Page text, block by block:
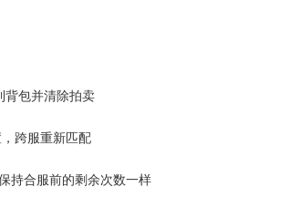
背包并清除拍卖
跨服重新匹配
持合服前的剩余次数一样